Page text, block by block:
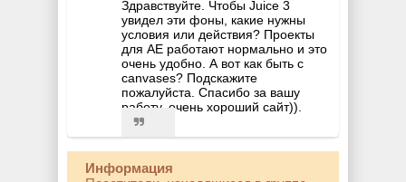
Здравствуйте. Чтобы Juice 3
увидел эти фоны, какие нужны
условия или действия? Проекты
для АЕ работают нормально и это
очень удобно. А вот как быть с
canvases? Подскажите
пожалуйста. Спасибо за вашу
работу, очень хороший сайт)).
Информация